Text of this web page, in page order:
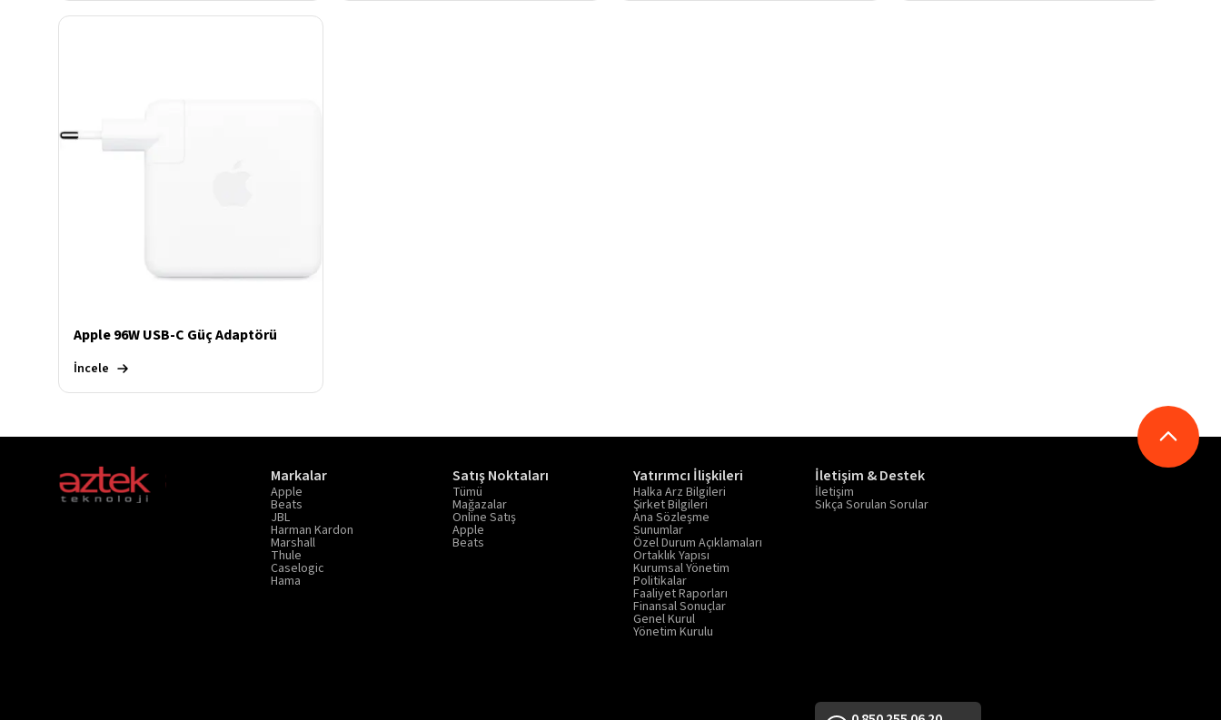
Apple 96W USB-C Güç Adaptörü
İncele
Markalar
Apple
Beats
JBL
Harman Kardon
Marshall
Thule
Caselogic
Hama
Satış Noktaları
Tümü
Mağazalar
Online Satış
Apple
Beats
Yatırımcı İlişkileri
Halka Arz Bilgileri
Şirket Bilgileri
Ana Sözleşme
Sunumlar
Özel Durum Açıklamaları
Ortaklık Yapısı
Kurumsal Yönetim
Politikalar
Faaliyet Raporları
Finansal Sonuçlar
Genel Kurul
Yönetim Kurulu
İletişim & Destek
İletişim
Sıkça Sorulan Sorular